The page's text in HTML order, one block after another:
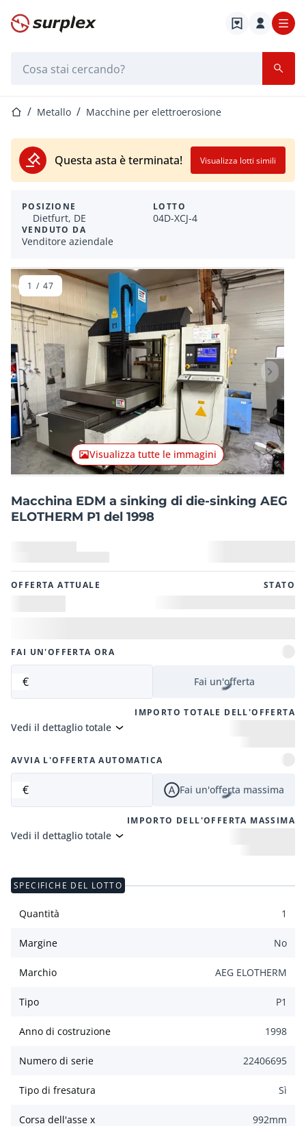
Home
Home Metallo Macchine per elettroerosione
Questa asta è terminata! Visualizza lotti simili
POSIZIONE
Dietfurt, DE
VENDUTO DA
Venditore aziendale
LOTTO
04D-XCJ-4
Articolo precedente Articolo
Visualizza tutte le immagini
1 / 47
Macchina EDM a sinking di die-sinking AEG
ELOTHERM P1 del 1998
OFFERTA ATTUALE STATO
FAI UN'OFFERTA ORA
€ Fai un'offerta
IMPORTO TOTALE DELL'OFFERTA
Vedi il dettaglio totale
AVVIA L'OFFERTA AUTOMATICA
€ Fai un'offerta massima
IMPORTO DELL'OFFERTA MASSIMA
Vedi il dettaglio totale
SPECIFICHE DEL LOTTO
Quantità 1
Margine No
Marchio AEG ELOTHERM
Tipo P1
Anno di costruzione 1998
Numero di serie 22406695
Tipo di fresatura Sì
Corsa dell'asse x 992mm